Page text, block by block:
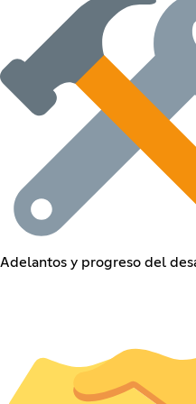
Adelantos y progreso del